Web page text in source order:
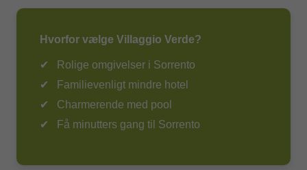
trapper/trin imellem forskellige niveauer, der er ikke
Hvorfor vælge Villaggio Verde?
Rolige omgivelser i Sorrento
Familievenligt mindre hotel
Charmerende med pool
Få minutters gang til Sorrento